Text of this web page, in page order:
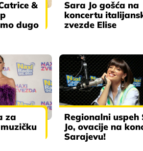
&
dugo
Sara Jo gošća na
koncertu
zvezde Elise
za
Regionalni uspeh
Jo, ovacije na
Sarajevu!